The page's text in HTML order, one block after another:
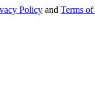
Policy and Terms